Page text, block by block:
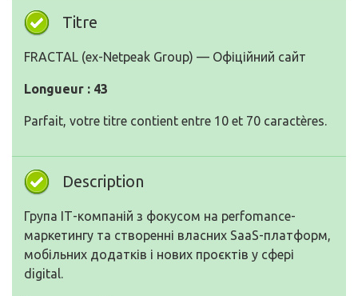
Titre
FRACTAL (ex-Netpeak Group) — Офіційний сайт
Longueur : 43
Parfait, votre titre contient entre 10 et 70 caractères.
Description
Група ІТ-компаній з фокусом на perfomance-
маркетингу та створенні власних SaaS-платформ,
мобільних додатків і нових проєктів у сфері
digital.